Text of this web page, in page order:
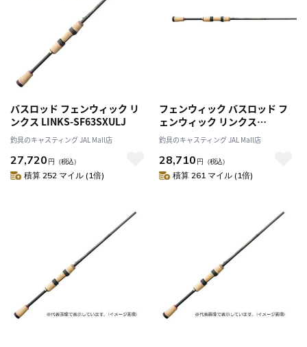
バスロッド フェンウィック リ
ンクス LINKS-SF63SXULJ
釣具のキャスティング JAL Mall店
27,720 円 （税込）
積算 252 マイル (1倍)
フェンウィック バスロッド フ
ェンウィック リンクス
LINKS65SMLJ (スピニング/1ピ
ース)
釣具のキャスティング JAL Mall店
28,710 円 （税込）
積算 261 マイル (1倍)